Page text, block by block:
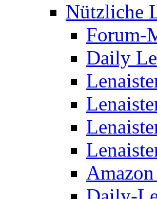
Nützliche
Forum-
Daily